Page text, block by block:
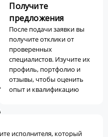
Получите
предложения
После подачи заявки вы
получите отклики от
проверенных
специалистов. Изучите их
профиль, портфолио и
отзывы, чтобы оценить
опыт и квалификацию
исполнителя, который